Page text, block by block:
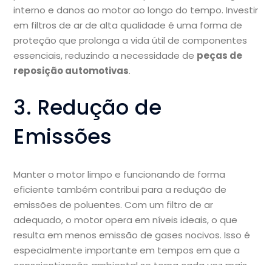
interno e danos ao motor ao longo do tempo. Investir
em filtros de ar de alta qualidade é uma forma de
proteção que prolonga a vida útil de componentes
essenciais, reduzindo a necessidade de peças de
reposição automotivas.
3. Redução de
Emissões
Manter o motor limpo e funcionando de forma
eficiente também contribui para a redução de
emissões de poluentes. Com um filtro de ar
adequado, o motor opera em níveis ideais, o que
resulta em menos emissão de gases nocivos. Isso é
especialmente importante em tempos em que a